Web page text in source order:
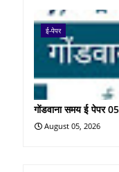
ई-पेपर
गोंडवाना समय ई पेपर
August 05, 2026